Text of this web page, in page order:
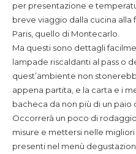
per presentazione e
breve viaggio dalla cucina alla
Paris, quello di Montecarlo.
Ma questi sono dettagli
lampade riscaldanti al pass o
quest’ambiente non
appena partita, e la carta e i
bacheca da non più di un paio
Occorrerà un poco di
misure e mettersi nelle
presenti nel menù